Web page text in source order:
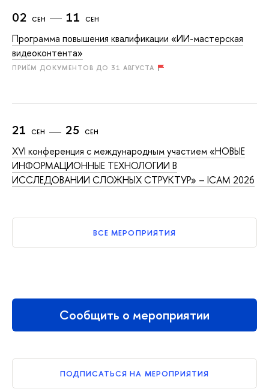
02СЕН 11 СЕН
Программа повышения квалификации «ИИ-мастерская
видеоконтента»
ПРИЁМ ДОКУМЕНТОВ ДО 31 АВГУСТА
21СЕН 25 СЕН
XVI конференция с международным участием «НОВЫЕ
ИНФОРМАЦИОННЫЕ ТЕХНОЛОГИИ В
ИССЛЕДОВАНИИ СЛОЖНЫХ СТРУКТУР» – ICAM 2026
ВСЕ МЕРОПРИЯТИЯ
Сообщить о мероприятии
ПОДПИСАТЬСЯ НА МЕРОПРИЯТИЯ